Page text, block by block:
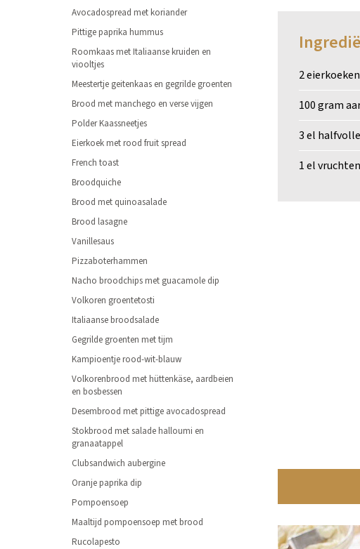
Avocadospread met koriander
Pittige paprika hummus
Roomkaas met Italiaanse kruiden en
viooltjes
Meestertje geitenkaas en gegrilde groenten
Brood met manchego en verse vijgen
Polder Kaassneetjes
Eierkoek met rood fruit spread
French toast
Broodquiche
Brood met quinoasalade
Brood lasagne
Vanillesaus
Pizzaboterhammen
Nacho broodchips met guacamole dip
Volkoren groentetosti
Italiaanse broodsalade
Gegrilde groenten met tijm
Kampioentje rood-wit-blauw
Volkorenbrood met hüttenkäse, aardbeien
en bosbessen
Desembrood met pittige avocadospread
Stokbrood met salade halloumi en
granaatappel
Clubsandwich aubergine
Oranje paprika dip
Pompoensoep
Maaltijd pompoensoep met brood
Rucolapesto
2 eierkoeken
100 gram
3 el
1 el